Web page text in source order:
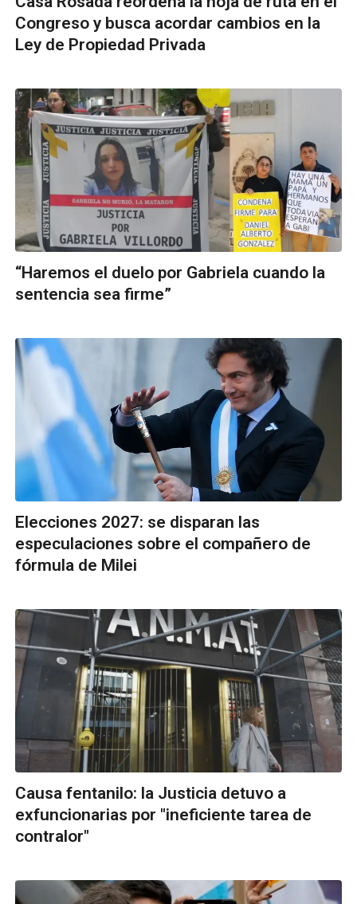
Congreso y busca acordar cambios en la
Ley de Propiedad Privada
“Haremos el duelo por Gabriela cuando la
sentencia sea firme”
Elecciones 2027: se disparan las
especulaciones sobre el compañero de
fórmula de Milei
Causa fentanilo: la Justicia detuvo a
exfuncionarias por "ineficiente tarea de
contralor"